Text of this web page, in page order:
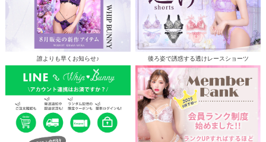
誰よりも早くお知らせ♪ 後ろ姿で誘惑する透けレースショーツ